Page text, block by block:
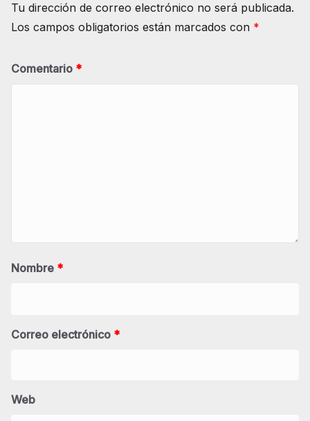
Tu dirección de correo electrónico no será publicada.
Los campos obligatorios están marcados con *
Comentario *
Nombre *
Correo electrónico *
Web